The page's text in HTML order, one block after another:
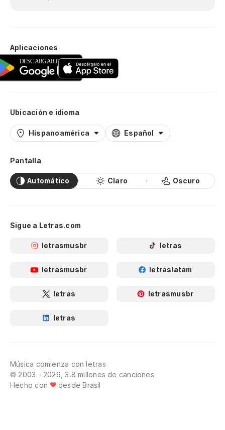
Aplicaciones
Ubicación e idioma
Hispanoamérica Español
Pantalla
Automático Claro Oscuro
Sigue a Letras.com
letrasmusbr letras
letrasmusbr letraslatam
letras letrasmusbr
letras
Música comienza con letras
© 2003 - 2026, 3.8 millones de canciones
Hecho con
desde Brasil